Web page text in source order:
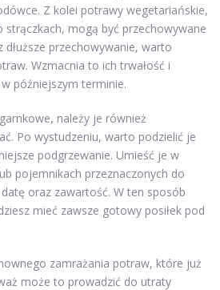
Z kolei potrawy wegetariańskie,
strączkach, mogą być przechowywane
dłuższe przechowywanie, warto
Wzmacnia to ich trwałość i
późniejszym terminie.
należy je również
Po wystudzeniu, warto podzielić je
podgrzewanie. Umieść je w
pojemnikach przeznaczonych do
oraz zawartość. W ten sposób
mieć zawsze gotowy posiłek pod
zamrażania potraw, które już
może to prowadzić do utraty